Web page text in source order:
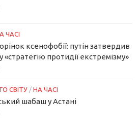
ЧАСІ
ксенофобії: путін затвердив
«стратегію протидії екстремізму»
СВІТУ / НА ЧАСІ
шабаш у Астані